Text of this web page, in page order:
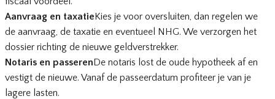
Aanvraag en taxatieKies je voor oversluiten, dan regelen we
de aanvraag, de taxatie en eventueel NHG. We verzorgen het
dossier richting de nieuwe geldverstrekker.
Notaris en passerenDe notaris lost de oude hypotheek af en
vestigt de nieuwe. Vanaf de passeerdatum profiteer je van je
lagere lasten.